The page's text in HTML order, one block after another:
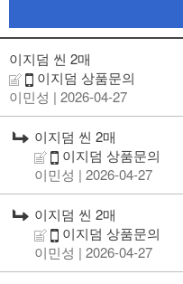
이지덤 씬 2매
이지덤 상품문의
이민성 | 2026-04-27
이지덤 씬 2매
이지덤 상품문의
이민성 | 2026-04-27
이지덤 씬 2매
이지덤 상품문의
이민성 | 2026-04-27